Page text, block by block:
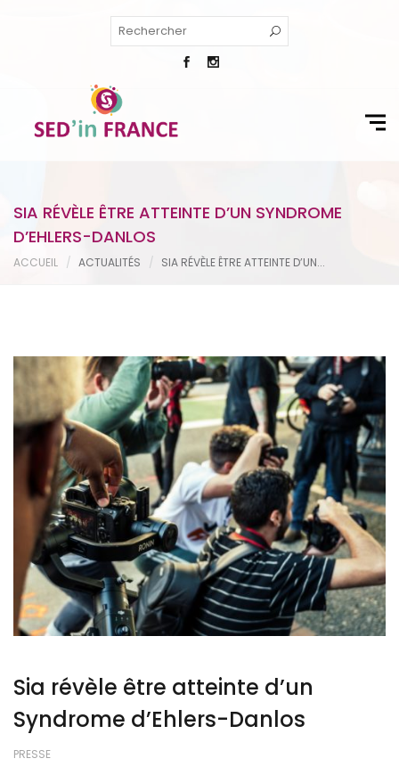
SIA RÉVÈLE ÊTRE ATTEINTE D’UN SYNDROME
D’EHLERS-DANLOS
ACCUEIL ACTUALITÉS SIA RÉVÈLE ÊTRE ATTEINTE D’UN...
Sia révèle être atteinte d’un
Syndrome d’Ehlers-Danlos
PRESSE